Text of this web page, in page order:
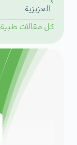
العزيزية
كل مقالات طبية